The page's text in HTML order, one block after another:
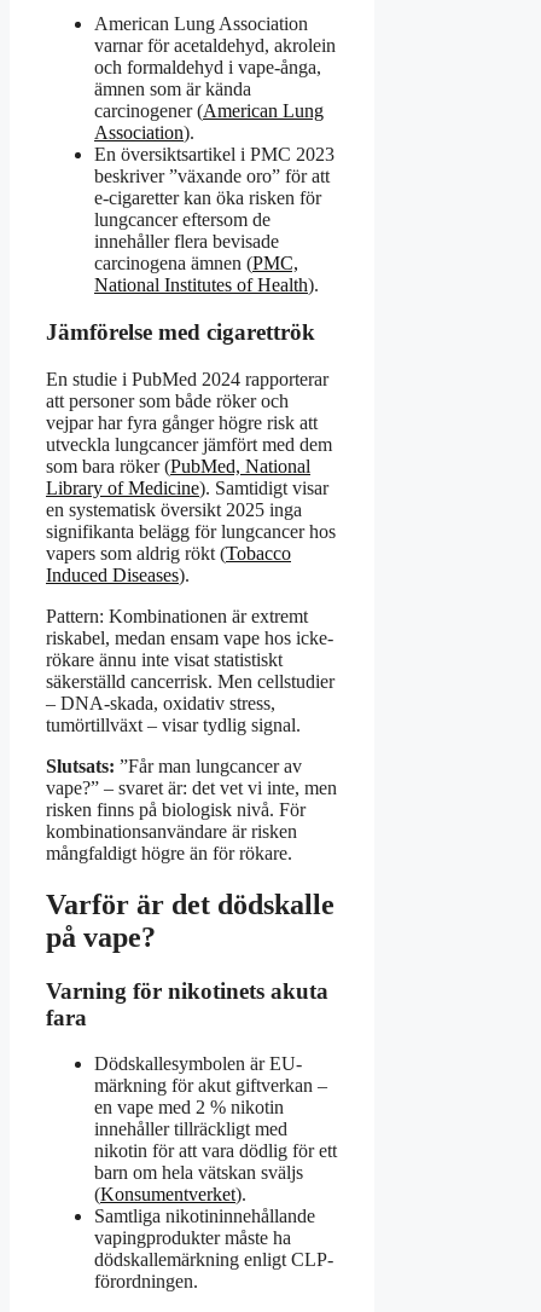
American Lung Association
varnar för acetaldehyd, akrolein
och formaldehyd i vape-ånga,
ämnen som är kända
carcinogener (American Lung
Association).
En översiktsartikel i PMC 2023
beskriver ”växande oro” för att
e-cigaretter kan öka risken för
lungcancer eftersom de
innehåller flera bevisade
carcinogena ämnen (PMC,
National Institutes of Health).
Jämförelse med cigarettrök
En studie i PubMed 2024 rapporterar
att personer som både röker och
vejpar har fyra gånger högre risk att
utveckla lungcancer jämfört med dem
som bara röker (PubMed, National
Library of Medicine). Samtidigt visar
en systematisk översikt 2025 inga
signifikanta belägg för lungcancer hos
vapers som aldrig rökt (Tobacco
Induced Diseases).
Pattern: Kombinationen är extremt
riskabel, medan ensam vape hos icke-
rökare ännu inte visat statistiskt
säkerställd cancerrisk. Men cellstudier
– DNA-skada, oxidativ stress,
tumörtillväxt – visar tydlig signal.
Slutsats: ”Får man lungcancer av
vape?” – svaret är: det vet vi inte, men
risken finns på biologisk nivå. För
kombinationsanvändare är risken
mångfaldigt högre än för rökare.
Varför är det dödskalle
på vape?
Varning för nikotinets akuta
fara
Dödskallesymbolen är EU-
märkning för akut giftverkan –
en vape med 2 % nikotin
innehåller tillräckligt med
nikotin för att vara dödlig för ett
barn om hela vätskan sväljs
(Konsumentverket).
Samtliga nikotininnehållande
vapingprodukter måste ha
dödskallemärkning enligt CLP-
förordningen.